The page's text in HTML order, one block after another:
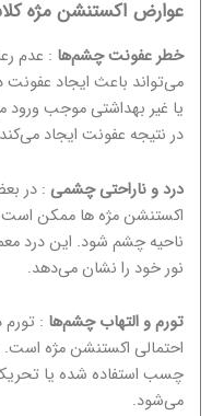
عوارض اکستنشن مژه
خطر عفونت چشم‌ها : عدم
می‌تواند باعث ایجاد عفونت
یا غیر بهداشتی موجب
در نتیجه عفونت ایجاد
درد و ناراحتی چشمی : در
اکستنشن مژه ها ممکن است
ناحیه چشم شود. این درد
نور خود را نشان می‌دهد.
تورم و التهاب چشم‌ها :
احتمالی اکستنشن مژه است.
چسب استفاده شده یا
می‌شود.